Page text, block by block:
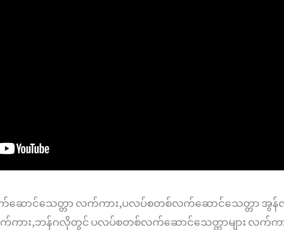
ာင်သေတ္တာ လက်ကား,ပလပ်စတစ်လက်ဆောင်သေတ္တာ အွန်
က်ကား,ဘန်ဂလိုတွင် ပလပ်စတစ်လက်ဆောင်သေတ္တာများ လက်က